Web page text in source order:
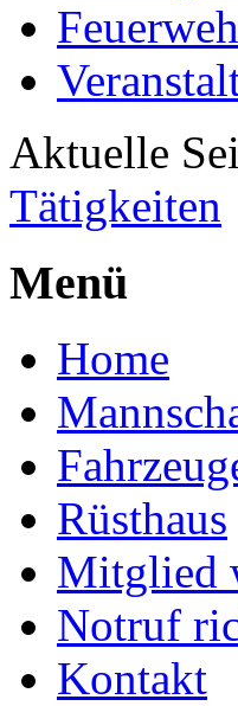
Aktuelle
Tätigkeiten
Menü
Home
Rüsthaus
Mitglied
Notruf
Kontakt